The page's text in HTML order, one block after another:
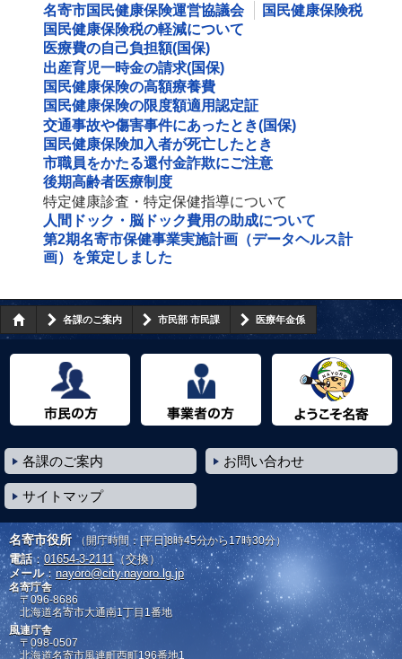
名寄市国民健康保険運営協議会
国民健康保険税
国民健康保険税の軽減について
医療費の自己負担額(国保)
出産育児一時金の請求(国保)
国民健康保険の高額療養費
国民健康保険の限度額適用認定証
交通事故や傷害事件にあったとき(国保)
国民健康保険加入者が死亡したとき
市職員をかたる還付金詐欺にご注意
後期高齢者医療制度
特定健康診査・特定保健指導について
人間ドック・脳ドック費用の助成について
第2期名寄市保健事業実施計画（データヘルス計
画）を策定しました
各課のご案内 市民部 市民課 医療年金係
各課のご案内 お問い合わせ
サイトマップ
名寄市役所 （開庁時間：[平日]8時45分から17時30分）
電話：01654-3-2111 （交換）
メール： nayoro@city.nayoro.lg.jp
名寄庁舎
〒096-8686
北海道名寄市大通南1丁目1番地
風連庁舎
〒098-0507
北海道名寄市風連町西町196番地1